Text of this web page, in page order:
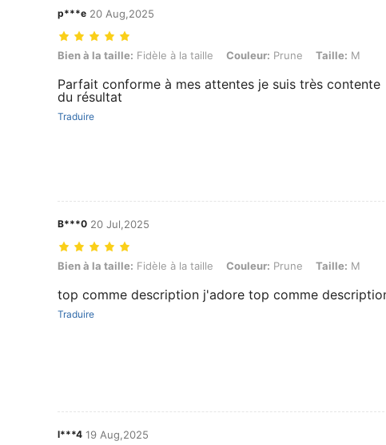
p***e 20 Aug,2025
Bien à la taille: Fidèle à la taille, Couleur: Prune, Taille: M
Bien à la taille: Fidèle à la taille Couleur: Prune Taille: M
Parfait conforme à mes attentes je suis très contente
du résultat
Traduire
B***0 20 Jul,2025
Bien à la taille: Fidèle à la taille, Couleur: Prune, Taille: M
Bien à la taille: Fidèle à la taille Couleur: Prune Taille: M
top comme description j'adore top comme
Traduire
l***4 19 Aug,2025